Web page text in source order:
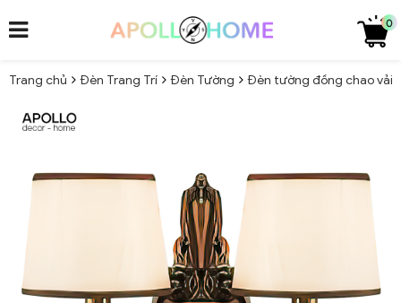
0
Trang chủ Đèn Trang Trí Đèn Tường Đèn tường đồng chao vải